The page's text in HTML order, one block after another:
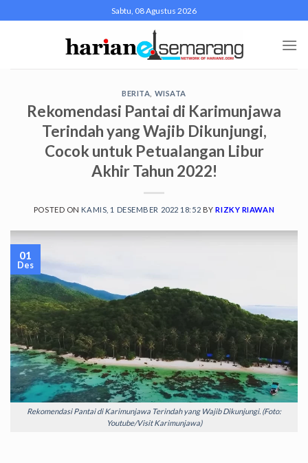
to
Sabtu, 08 Agustus 2026
BERITA WISATA
Rekomendasi Pantai di Karimunjawa
Terindah yang Wajib Dikunjungi,
Cocok untuk Petualangan Libur
Akhir Tahun 2022!
POSTED ON KAMIS, 1 DESEMBER 2022 18:52 BYRIZKY RIAWAN
Rekomendasi Pantai di Karimunjawa Terindah yang Wajib Dikunjungi. (Foto:
Youtube/Visit Karimunjawa)
01
Des